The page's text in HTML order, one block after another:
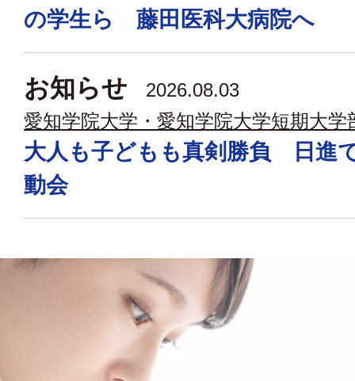
の学生ら 藤田医科大病院へ
お知らせ
2026.08.03
愛知学院大学・愛知学院大学短期大学
大人も子どもも真剣勝負 日進
動会